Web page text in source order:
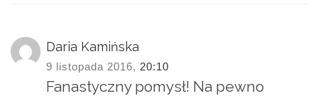
Daria Kamińska
9 listopada 2016, 20:10
Fanastyczny pomysł! Na pewno